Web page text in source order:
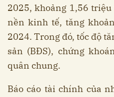
2025, khoảng 1,56
nền kinh tế, tăng
2024. Trong đó, tốc độ
sản (BĐS), chứng
quân chung.
Báo cáo tài chính của